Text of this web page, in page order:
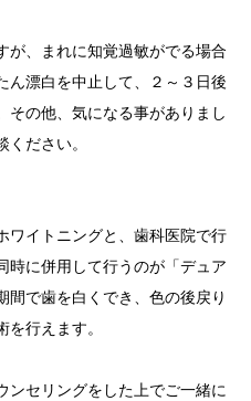
が、まれに知覚過敏がでる場合
ん漂白を中止して、２～３日後
その他、気になる事がありまし
ださい。
ワイトニングと、歯科医院で行
時に併用して行うのが「デュア
間で歯を白くでき、色の後戻り
行えます。
ンセリングをした上でご一緒に